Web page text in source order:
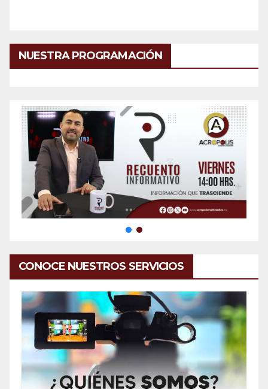
NUESTRA PROGRAMACIÓN
CONOCE NUESTROS SERVICIOS